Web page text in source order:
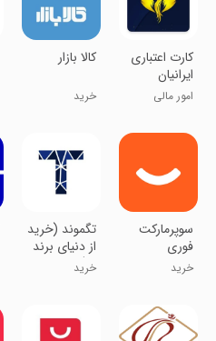
کارت اعتباری
ایرانیان
امور مالی
کالا بازار
خرید
سوپرمارکت
فوری
دیجی‌کالا
خرید
‏تگموند (خرید
از دنیای برند
ها)
خرید